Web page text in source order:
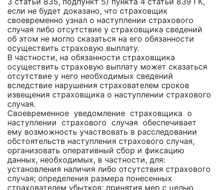
если не будет доказано, что страховщик
своевременно узнал о наступлении страхового
случая либо отсутствие у страховщика сведений
об этом не могло сказаться на его обязанности
осуществить страховую выплату.
В частности, на обязанности страховщика
осуществить страховую выплату может сказаться
отсутствие у него необходимых сведений
вследствие нарушения страхователем сроков
извещения страховщика о наступлении страхового
случая.
Своевременное уведомление страховщика о
наступлении страхового случая обеспечивает
ему возможность участвовать в расследовании
обстоятельств наступления страхового случая,
организовать оперативный сбор и фиксацию
данных, необходимых, в частности, для:
установления наличия либо отсутствия страхового
случая; определения размера понесенных
страхователем убытков; принятия мер с целью